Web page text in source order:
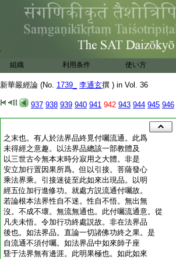
組織 利用条件 使い方
新華嚴經論 (No. 1739_ 李通玄撰 ) in Vol. 36
937 938 939 940 941 942 943 944 945 946
之末也。有人於法界品終覓付囑流通。此爲
未得經之意趣。以法界品總該一部教體及
以三世古今無本末時分寂用之大體。非是
安立加行置因果所爲。但以引接。菩薩發心
乘法界乘。引接迷徒至此如來出現品。以明
經五位加行進修功。就處方説流通付囑故。
若論根本法界性自不迷。性自不悟。無出無
沒。不成不壞。無流無通也。此付囑流通意。從
凡夫未悟。令加行功終處説故。非在法界品
後也。如法界品。直論一切諸佛功終之果。是
自流通不須付囑。如法界品中如來師子座
曁于法界無有邊涯。此明果極也。如此如來